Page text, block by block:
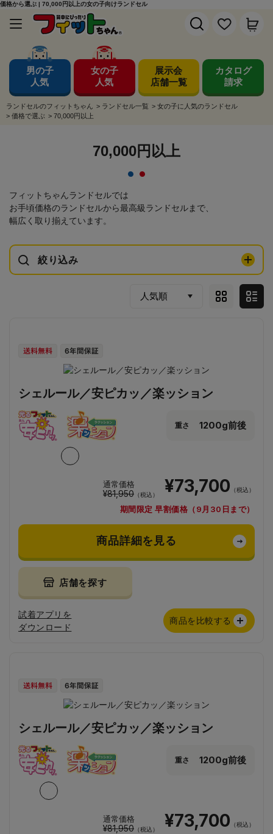
価格から選ぶ | 70,000円以上の女の子向けランドセル
男の子
人気
女の子
人気
展示会
店舗一覧
カタログ
請求
ランドセルのフィットちゃん > ランドセル一覧 > 女の子に人気のランドセル
> 価格で選ぶ > 70,000円以上
70,000円以上
フィットちゃんランドセルでは
お手頃価格のランドセルから最高級ランドセルまで、
幅広く取り揃えています。
絞り込み
シェルール／安ピカッ／楽ッション
重さ 1200g前後
通常価格
¥81,950 （税込） ¥73,700 （税込）
期間限定 早割価格（9月30日まで）
商品詳細を見る
店舗を探す
試着アプリを
ダウンロード
商品を比較する
シェルール／安ピカッ／楽ッション
重さ 1200g前後
通常価格
¥81,950 （税込） ¥73,700 （税込）